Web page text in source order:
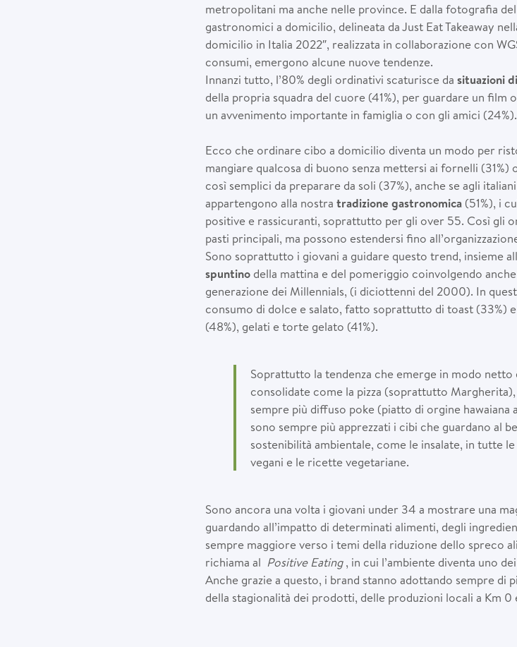
metropolitani ma anche nelle province. E dalla fotografia
gastronomici a domicilio, delineata da Just Eat Takeaway
domicilio in Italia 2022″, realizzata in collaborazione con
consumi, emergono alcune nuove tendenze.
Innanzi tutto, l’80% degli ordinativi scaturisce da situazioni
della propria squadra del cuore (41%), per guardare un film
un avvenimento importante in famiglia o con gli amici (24%).
Ecco che ordinare cibo a domicilio diventa un modo per
mangiare qualcosa di buono senza mettersi ai fornelli
così semplici da preparare da soli (37%), anche se agli
appartengono alla nostra tradizione gastronomica(51%), i
positive e rassicuranti, soprattutto per gli over 55. Così gli
pasti principali, ma possono estendersi fino
Sono soprattutto i giovani a guidare questo trend, insieme
spuntinodella mattina e del pomeriggio coinvolgendo
generazione dei Millennials, (i diciottenni del 2000). In
consumo di dolce e salato, fatto soprattutto di toast
(48%), gelati e torte gelato (41%).
Soprattutto la tendenza che emerge in modo netto
consolidate come la pizza (soprattutto
sempre più diffuso poke (piatto di orgine hawaiana
sono sempre più apprezzati i cibi che guardano al
sostenibilità ambientale, come le insalate, in tutte
vegani e le ricette vegetariane.
Sono ancora una volta i giovani under 34 a mostrare una
guardando all’impatto di determinati alimenti, degli
sempre maggiore verso i temi della riduzione dello spreco
richiama al Positive Eating , in cui l’ambiente diventa uno
Anche grazie a questo, i brand stanno adottando sempre di
della stagionalità dei prodotti, delle produzioni locali a Km